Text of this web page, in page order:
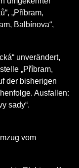
„Příbram,
Balbínova“,
unverändert,
„Příbram,
der bisherigen
Ausfallen:
sady“.
vom